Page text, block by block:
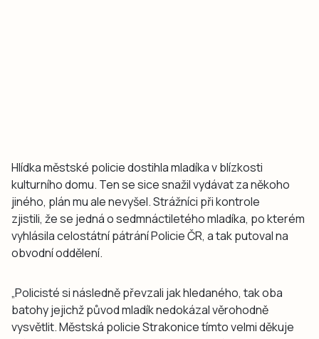
Hlídka městské policie dostihla mladíka v blízkosti
kulturního domu. Ten se sice snažil vydávat za někoho
jiného, plán mu ale nevyšel. Strážníci při kontrole
zjistili, že se jedná o sedmnáctiletého mladíka, po kterém
vyhlásila celostátní pátrání Policie ČR, a tak putoval na
obvodní oddělení.
„Policisté si následně převzali jak hledaného, tak oba
batohy jejichž původ mladík nedokázal věrohodně
vysvětlit. Městská policie Strakonice tímto velmi děkuje